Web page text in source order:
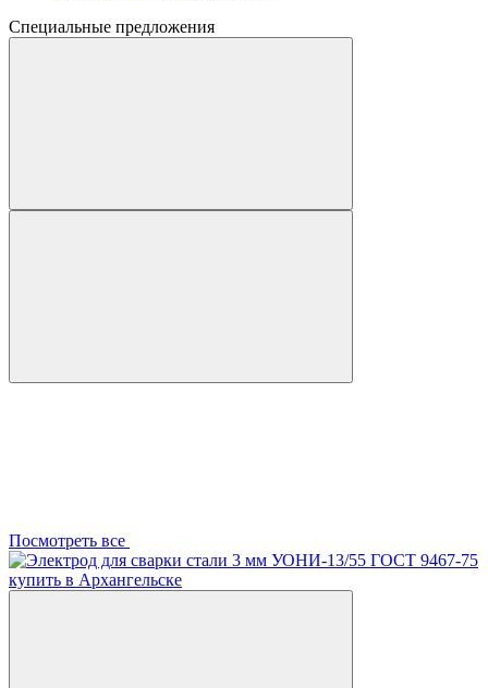
Специальные предложения
Посмотреть все